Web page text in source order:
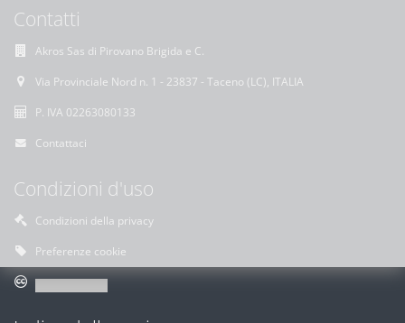
Contatti
Akros Sas di Pirovano Brigida e C.
Via Provinciale Nord n. 1 - 23837 - Taceno (LC), ITALIA
P. IVA 02263080133
Contattaci
Condizioni d'uso
Condizioni della privacy
Preferenze cookie